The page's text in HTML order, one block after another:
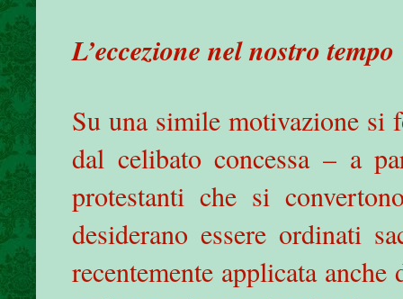
L’eccezione nel nostro tempo
Su una simile motivazione si
dal celibato concessa – a
protestanti che si
desiderano essere ordinati
recentemente applicata